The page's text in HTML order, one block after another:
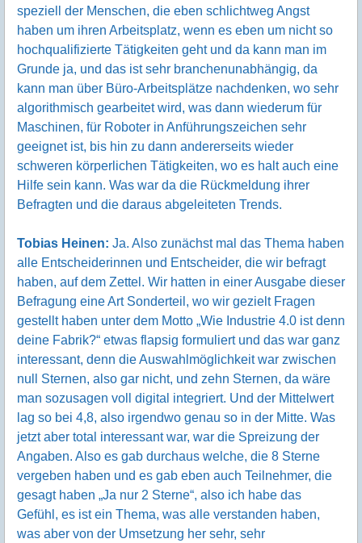
speziell der Menschen, die eben schlichtweg Angst
haben um ihren Arbeitsplatz, wenn es eben um nicht so
hochqualifizierte Tätigkeiten geht und da kann man im
Grunde ja, und das ist sehr branchenunabhängig, da
kann man über Büro-Arbeitsplätze nachdenken, wo sehr
algorithmisch gearbeitet wird, was dann wiederum für
Maschinen, für Roboter in Anführungszeichen sehr
geeignet ist, bis hin zu dann andererseits wieder
schweren körperlichen Tätigkeiten, wo es halt auch eine
Hilfe sein kann. Was war da die Rückmeldung ihrer
Befragten und die daraus abgeleiteten Trends.
Tobias Heinen: Ja. Also zunächst mal das Thema haben
alle Entscheiderinnen und Entscheider, die wir befragt
haben, auf dem Zettel. Wir hatten in einer Ausgabe dieser
Befragung eine Art Sonderteil, wo wir gezielt Fragen
gestellt haben unter dem Motto „Wie Industrie 4.0 ist denn
deine Fabrik?“ etwas flapsig formuliert und das war ganz
interessant, denn die Auswahlmöglichkeit war zwischen
null Sternen, also gar nicht, und zehn Sternen, da wäre
man sozusagen voll digital integriert. Und der Mittelwert
lag so bei 4,8, also irgendwo genau so in der Mitte. Was
jetzt aber total interessant war, war die Spreizung der
Angaben. Also es gab durchaus welche, die 8 Sterne
vergeben haben und es gab eben auch Teilnehmer, die
gesagt haben „Ja nur 2 Sterne“, also ich habe das
Gefühl, es ist ein Thema, was alle verstanden haben,
was aber von der Umsetzung her sehr, sehr